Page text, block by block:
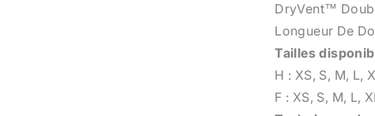
DryVent™
Longueur De
Tailles
H : XS, S, M, L,
F : XS, S, M, L,